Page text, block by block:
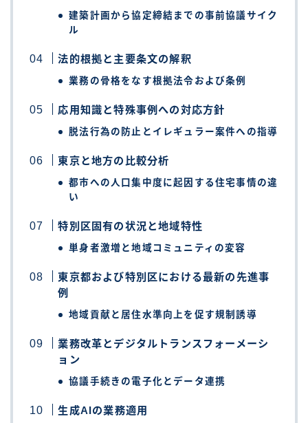
建築計画から協定締結までの事前協議サイク
ル
法的根拠と主要条文の解釈
業務の骨格をなす根拠法令および条例
応用知識と特殊事例への対応方針
脱法行為の防止とイレギュラー案件への指導
東京と地方の比較分析
都市への人口集中度に起因する住宅事情の違
い
特別区固有の状況と地域特性
単身者激増と地域コミュニティの変容
東京都および特別区における最新の先進事
例
地域貢献と居住水準向上を促す規制誘導
業務改革とデジタルトランスフォーメーシ
ョン
協議手続きの電子化とデータ連携
生成AIの業務適用